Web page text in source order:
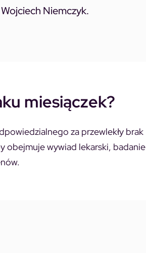
Niemczyk.
miesiączek?
za przewlekły brak
obejmuje wywiad lekarski, badanie